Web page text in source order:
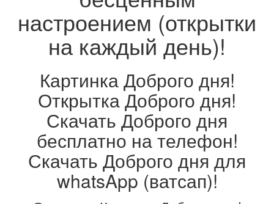
настроением (открытки
на каждый день)!
Картинка Доброго дня!
Открытка Доброго дня!
Скачать Доброго дня
бесплатно на телефон!
Скачать Доброго дня для
whatsApp (ватсап)!